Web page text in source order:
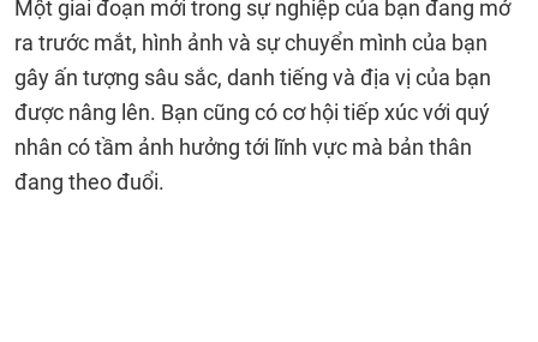
Một giai đoạn mới trong sự nghiệp của bạn đang mở
ra trước mắt, hình ảnh và sự chuyển mình của bạn
gây ấn tượng sâu sắc, danh tiếng và địa vị của bạn
được nâng lên. Bạn cũng có cơ hội tiếp xúc với quý
nhân có tầm ảnh hưởng tới lĩnh vực mà bản thân
đang theo đuổi.